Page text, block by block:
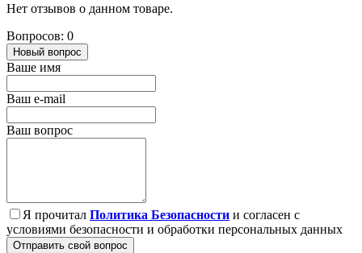
Нет отзывов о данном товаре.
Вопросов: 0
Новый вопрос
Ваше имя
Ваш e-mail
Ваш вопрос
Я прочитал Политика Безопасности и согласен с
условиями безопасности и обработки персональных данных
Отправить свой вопрос